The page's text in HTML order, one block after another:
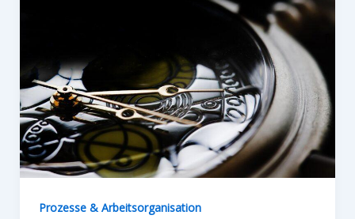
Prozesse & Arbeitsorganisation